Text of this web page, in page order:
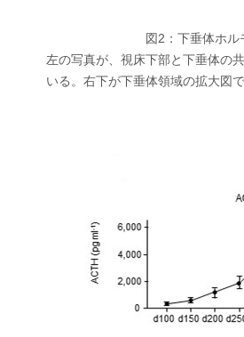
図2：下垂体ホ
左の写真が、視床下部と下垂体の
いる。右下が下垂体領域の拡大図